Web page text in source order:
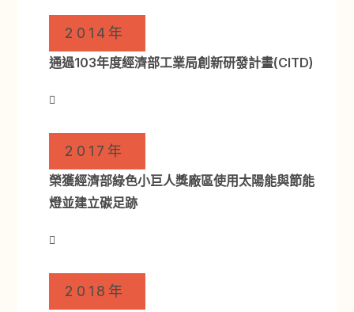
2014年
通過103年度經濟部工業局創新研發計畫(CITD)
2017年
榮獲經濟部綠色小巨人獎廠區使用太陽能與節能
燈並建立碳足跡
2018年